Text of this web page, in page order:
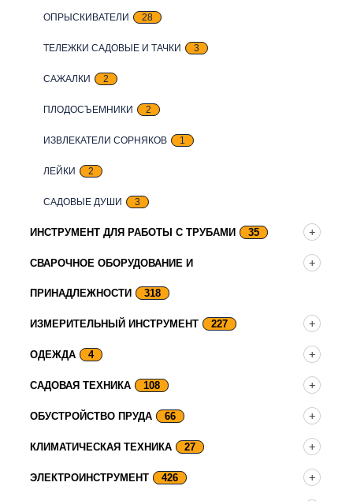
ОПРЫСКИВАТЕЛИ 28
ТЕЛЕЖКИ САДОВЫЕ И ТАЧКИ 3
САЖАЛКИ 2
ПЛОДОСЪЕМНИКИ 2
ИЗВЛЕКАТЕЛИ СОРНЯКОВ 1
ЛЕЙКИ 2
САДОВЫЕ ДУШИ 3
ИНСТРУМЕНТ ДЛЯ РАБОТЫ С ТРУБАМИ 35
СВАРОЧНОЕ ОБОРУДОВАНИЕ И
ПРИНАДЛЕЖНОСТИ 318
ИЗМЕРИТЕЛЬНЫЙ ИНСТРУМЕНТ 227
ОДЕЖДА 4
САДОВАЯ ТЕХНИКА 108
ОБУСТРОЙСТВО ПРУДА 66
КЛИМАТИЧЕСКАЯ ТЕХНИКА 27
ЭЛЕКТРОИНСТРУМЕНТ 426